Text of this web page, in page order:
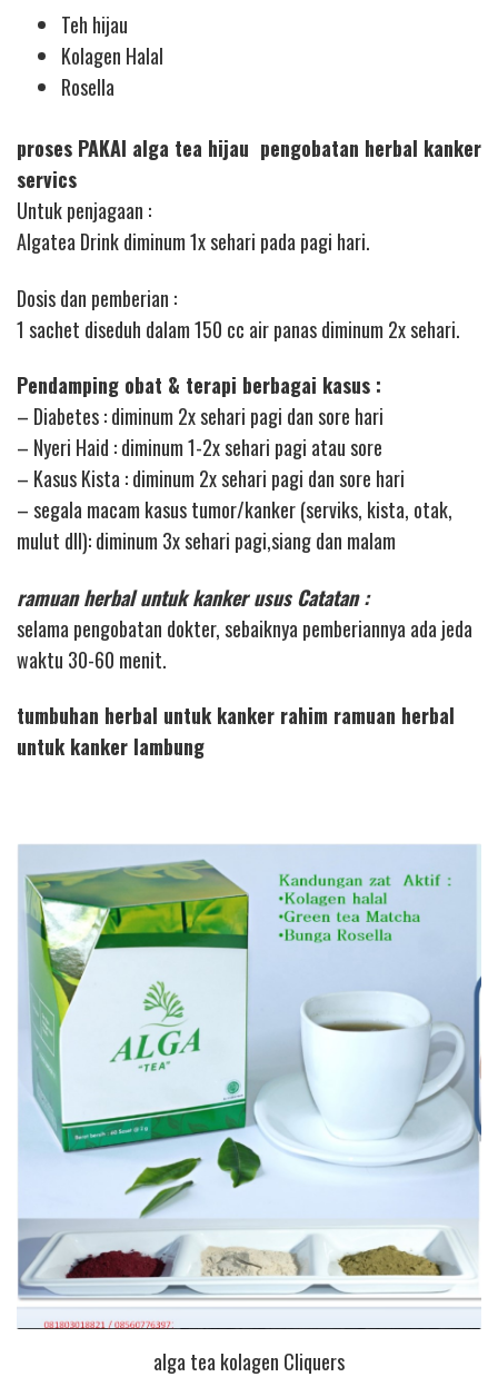
Teh hijau
Kolagen Halal
Rosella
proses PAKAI alga tea hijau pengobatan herbal kanker
servics
Untuk penjagaan :
Algatea Drink diminum 1x sehari pada pagi hari.
Dosis dan pemberian :
1 sachet diseduh dalam 150 cc air panas diminum 2x sehari.
Pendamping obat & terapi berbagai kasus :
– Diabetes : diminum 2x sehari pagi dan sore hari
– Nyeri Haid : diminum 1-2x sehari pagi atau sore
– Kasus Kista : diminum 2x sehari pagi dan sore hari
– segala macam kasus tumor/kanker (serviks, kista, otak,
mulut dll): diminum 3x sehari pagi,siang dan malam
ramuan herbal untuk kanker usus Catatan :
selama pengobatan dokter, sebaiknya pemberiannya ada jeda
waktu 30-60 menit.
tumbuhan herbal untuk kanker rahim ramuan herbal
untuk kanker lambung
alga tea kolagen Cliquers